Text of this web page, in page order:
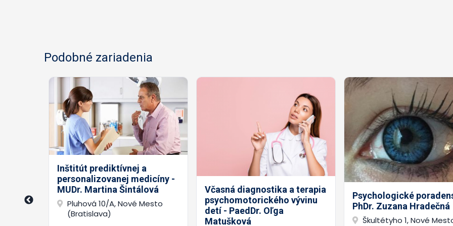
Podobné zariadenia
Inštitút prediktívnej a
personalizovanej medicíny -
MUDr. Martina Šintálová
Pluhová 10/A, Nové Mesto
(Bratislava)
Včasná diagnostika a terapia
psychomotorického vývinu
detí - PaedDr. Oľga
Matušková
Psychologické
PhDr. Zuzana Hradečná
Škultétyho 1, Nové